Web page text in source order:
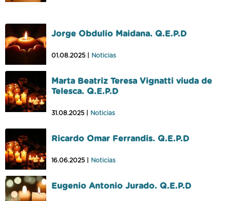
Jorge Obdulio Maidana. Q.E.P.D
01.08.2025 | Noticias
Marta Beatriz Teresa Vignatti viuda de
Telesca. Q.E.P.D
31.08.2025 | Noticias
Ricardo Omar Ferrandis. Q.E.P.D
16.06.2025 | Noticias
Eugenio Antonio Jurado. Q.E.P.D